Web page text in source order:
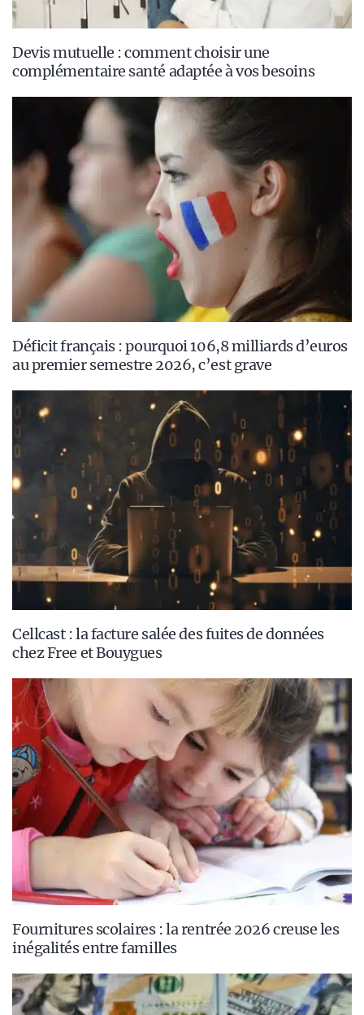
Devis mutuelle : comment choisir une
complémentaire santé adaptée à vos besoins
Déficit français : pourquoi 106,8 milliards d’euros
au premier semestre 2026, c’est grave
Cellcast : la facture salée des fuites de données
chez Free et Bouygues
Fournitures scolaires : la rentrée 2026 creuse les
inégalités entre familles